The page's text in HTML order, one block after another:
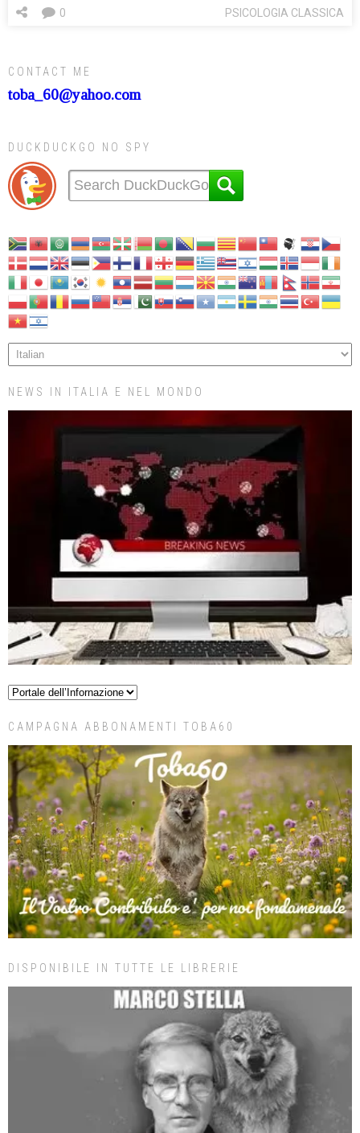
PSICOLOGIA CLASSICA
0
CONTACT ME
toba_60@yahoo.com
DUCKDUCKGO NO SPY
NEWS IN ITALIA E NEL MONDO
CAMPAGNA ABBONAMENTI TOBA60
DISPONIBILE IN TUTTE LE LIBRERIE